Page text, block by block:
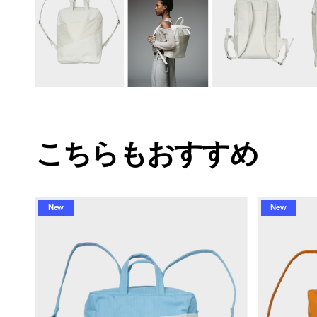
こちらもおすすめ
New New